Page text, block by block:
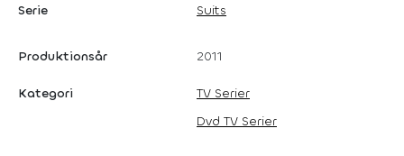
Serie Suits
Produktionsår 2011
Kategori
TV Serier
Dvd TV Serier